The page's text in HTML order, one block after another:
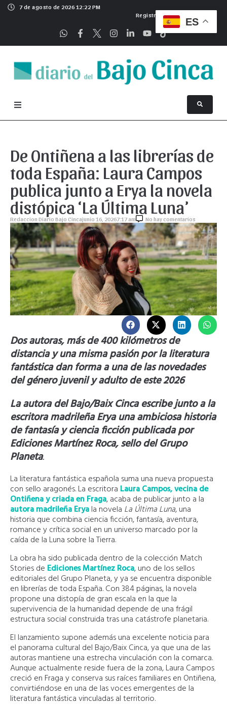
7 de agosto de 2026 12:22 PM
Registrarse
De Ontiñena a las librerías de
toda España: Laura Campos
publica junto a Erya la novela
distópica ‘La Última Luna’
Redaccion Diario Bajo Cincajunio 16, 20267:17 am No hay comentarios
Dos autoras, más de 400 kilómetros de
distancia y una misma pasión por la literatura
fantástica dan forma a una de las novedades
del género juvenil y adulto de este 2026
La autora del Bajo/Baix Cinca escribe junto a la
escritora madrileña Erya una ambiciosa historia
de fantasía y ciencia ficción publicada por
Ediciones Martínez Roca, sello del Grupo
Planeta.
La literatura fantástica española suma una nueva propuesta
con sello aragonés. La escritora Laura Campos, vecina de
Ontiñena y criada en Fraga, acaba de publicar junto a la
autora madrileña Eryala novela La Última Luna, una
historia que combina ciencia ficción, fantasía, aventura,
romance y crítica social en un universo marcado por la
caída de la Luna sobre la Tierra.
La obra ha sido publicada dentro de la colección Match
Stories de Ediciones Martínez Roca, uno de los sellos
editoriales del Grupo Planeta, y ya se encuentra disponible
en librerías de toda España. Con 384 páginas, la novela
propone una distopía de gran escala en la que la
supervivencia de la humanidad depende de una frágil
estructura social construida tras una catástrofe planetaria.
El lanzamiento supone además una excelente noticia para
el panorama cultural del Bajo/Baix Cinca, ya que una de las
autoras mantiene una estrecha vinculación con la comarca.
Aunque actualmente reside fuera de la zona, Laura Campos
creció en Fraga y conserva sus raíces familiares en Ontiñena,
convirtiéndose en una de las voces emergentes de la
literatura fantástica vinculadas al territorio.
ES